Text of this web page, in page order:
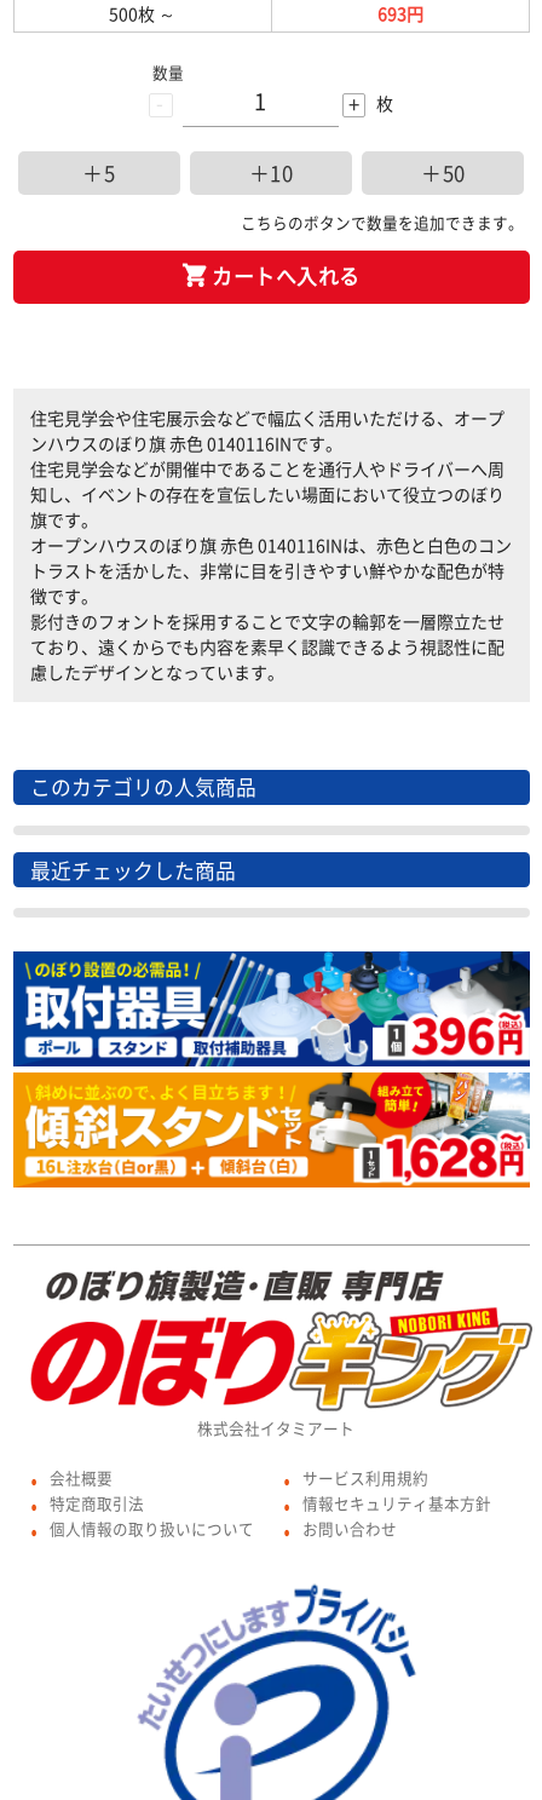
500枚 ～ 693円
-
数量
+ 枚
＋5 ＋10 ＋50
こちらのボタンで数量を追加できます。
カートへ入れる
住宅見学会や住宅展示会などで幅広く活用いただける、オープ
ンハウスのぼり旗 赤色 0140116INです。
住宅見学会などが開催中であることを通行人やドライバーへ周
知し、イベントの存在を宣伝したい場面において役立つのぼり
旗です。
オープンハウスのぼり旗 赤色 0140116INは、赤色と白色のコン
トラストを活かした、非常に目を引きやすい鮮やかな配色が特
徴です。
影付きのフォントを採用することで文字の輪郭を一層際立たせ
ており、遠くからでも内容を素早く認識できるよう視認性に配
慮したデザインとなっています。
このカテゴリの人気商品
最近チェックした商品
株式会社イタミアート
● 会社概要
● 特定商取引法
● 個人情報の取り扱いについて
● サービス利用規約
● 情報セキュリティ基本方針
● お問い合わせ